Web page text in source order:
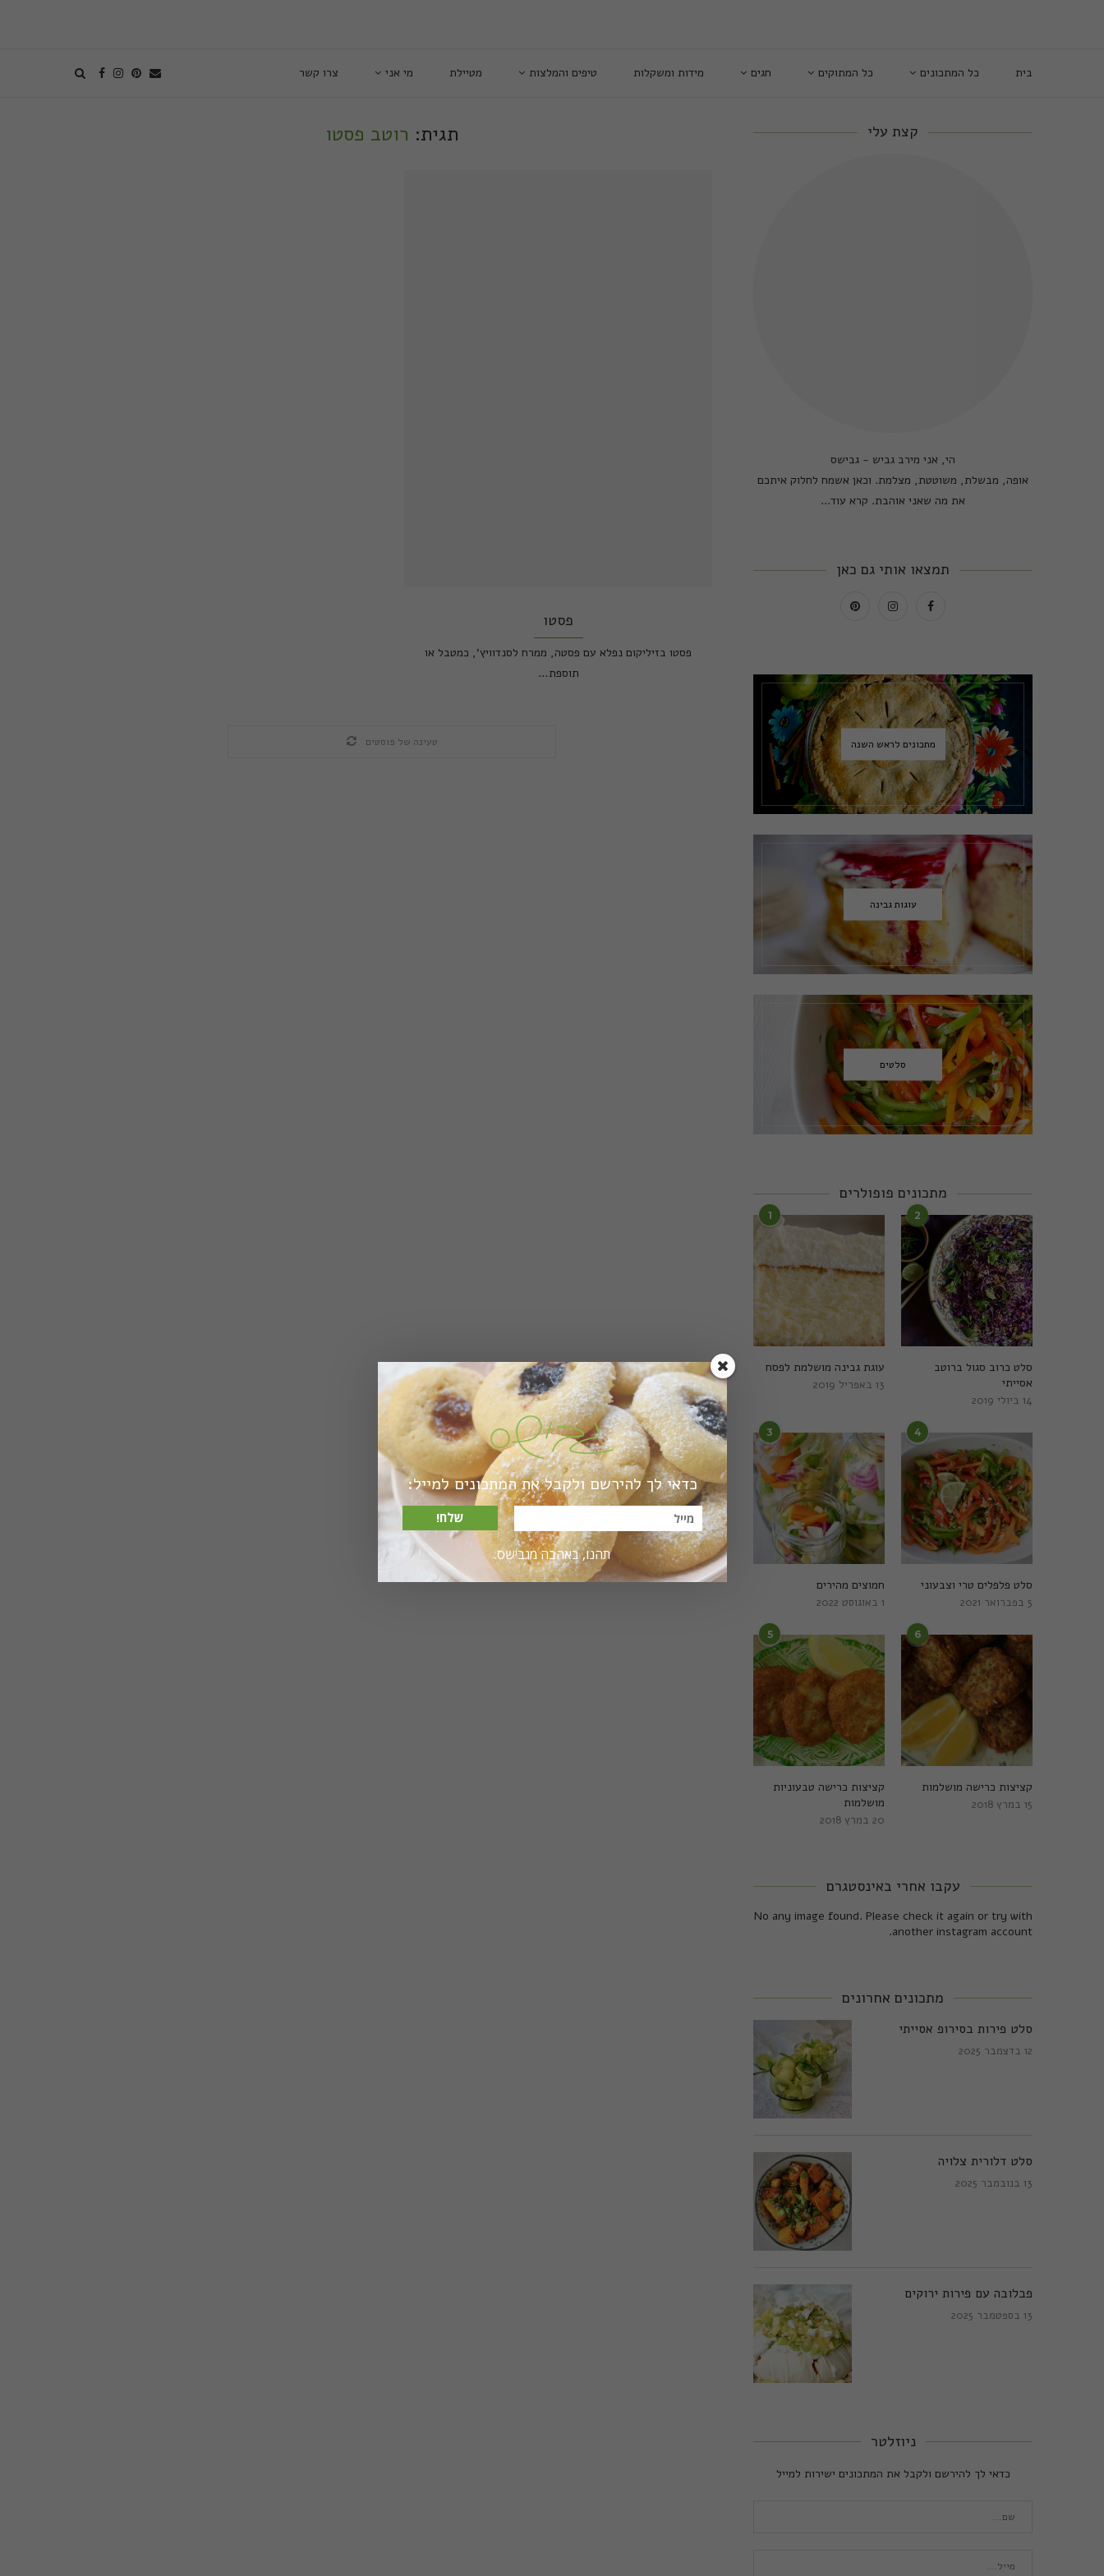
בית כל המתכונים כל המתוקים חגים מידות ומשקלות טיפים והמלצות מטיילת מי אני צרו קשר
תגית: רוטב פסטו
פסטו
פסטו בזיליקום נפלא עם פסטה, ממרח לסנדוויץ', כמטבל או
תוספת…
טעינה של פוסטים
קצת עלי
הי, אני מירב גביש - גבישס
אופה, מבשלת, משוטטת, מצלמת. וכאן אשמח לחלוק איתכם
את מה שאני אוהבת. קרא עוד...
תמצאו אותי גם כאן
מתכונים לראש השנה
עוגות גבינה
סלטים
מתכונים פופולרים
1
עוגת גבינה מושלמת לפסח
13 באפריל 2019
2
סלט כרוב סגול ברוטב
אסייתי
14 ביולי 2019
3
חמוצים מהירים
1 באוגוסט 2022
4
סלט פלפלים טרי וצבעוני
5 בפברואר 2021
5
קציצות כרישה טבעוניות
מושלמות
20 במרץ 2018
6
קציצות כרישה מושלמות
15 במרץ 2018
עקבו אחרי באינסטגרם
No any image found. Please check it again or try with
another instagram account.
מתכונים אחרונים
סלט פירות בסירופ אסייתי
12 בדצמבר 2025
סלט דלורית צלויה
13 בנובמבר 2025
פבלובה עם פירות ירוקים
13 בספטמבר 2025
ניוזלטר
כדאי לך להירשם ולקבל את המתכונים ישירות למייל
כדאי לך להירשם ולקבל את המתכונים למייל:
שלח!
תהנו, באהבה מגבישס.